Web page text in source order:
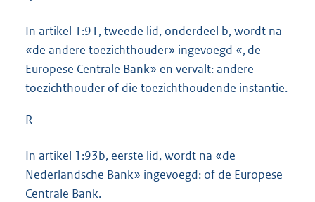
In artikel 1:91, tweede lid, onderdeel b, wordt na
«de andere toezichthouder» ingevoegd «, de
Europese Centrale Bank» en vervalt: andere
toezichthouder of die toezichthoudende instantie.
R
In artikel 1:93b, eerste lid, wordt na «de
Nederlandsche Bank» ingevoegd: of de Europese
Centrale Bank.